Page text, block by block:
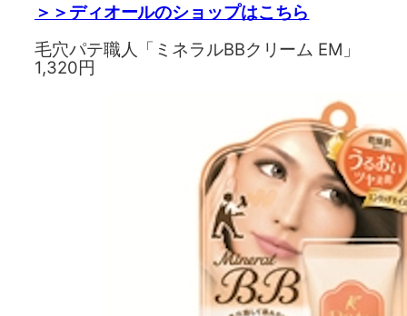
＞＞ディオールのショップはこちら
毛穴パテ職人「ミネラルBBクリーム EM」
1,320円